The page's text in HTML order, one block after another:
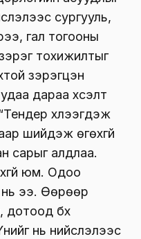
сургууль,
гал тогооны
тохижилтыг
зэрэгцэн
дараа хүсэлт
хүлээгдэж
шийдэж өгөхгүй
сарыг алдлаа.
юм. Одоо
нь ээ. Өөрөөр
дотоод бүх
нь нийслэлээс